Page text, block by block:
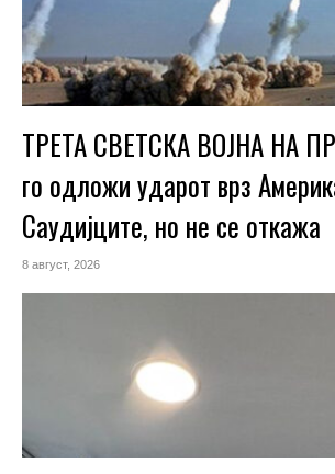
ТРЕТА СВЕТСКА ВОЈНА НА
го одложи ударот врз
Саудијците, но не се откажа
8 август, 2026